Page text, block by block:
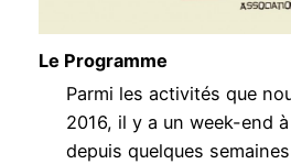
Le Programme
Parmi les activités que
2016, il y a un week-end
depuis quelques